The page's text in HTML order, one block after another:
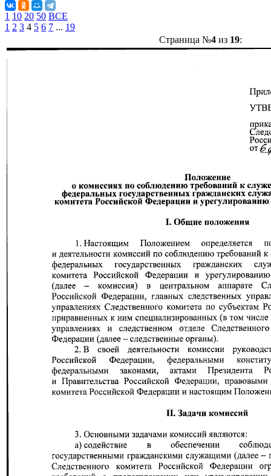
1 10 20 50 ВСЕ
1 2 3 4 5 6 7 ... 19
Страница №4из 19: